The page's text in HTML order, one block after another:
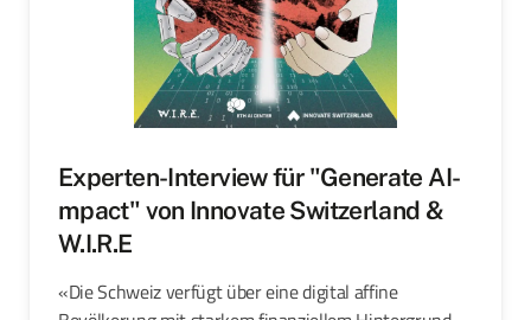
Experten-Interview für "Generate AI-
mpact" von Innovate Switzerland &
W.I.R.E
«Die Schweiz verfügt über eine digital affine